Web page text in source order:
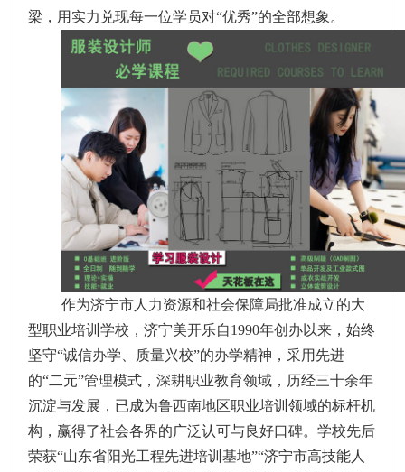
梁，用实力兑现每一位学员对“优秀”的全部想象。
作为济宁市人力资源和社会保障局批准成立的大
型职业培训学校，济宁美开乐自1990年创办以来，始终
坚守“诚信办学、质量兴校”的办学精神，采用先进
的“二元”管理模式，深耕职业教育领域，历经三十余年
沉淀与发展，已成为鲁西南地区职业培训领域的标杆机
构，赢得了社会各界的广泛认可与良好口碑。学校先后
荣获“山东省阳光工程先进培训基地”“济宁市高技能人